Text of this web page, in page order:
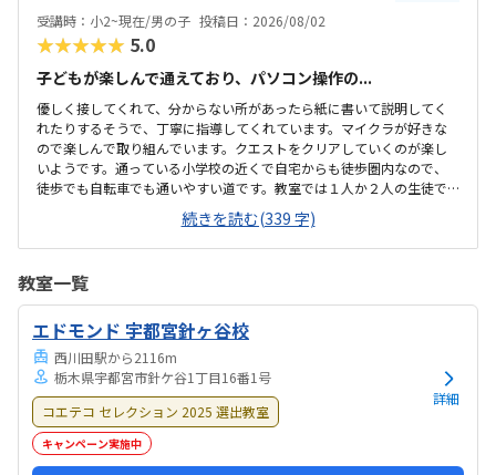
受講時：小2~現在/男の子 投稿日：2026/08/02
★★★★★ 5.0
子どもが楽しんで通えており、パソコン操作の...
優しく接してくれて、分からない所があったら紙に書いて説明してく
れたりするそうで、丁寧に指導してくれています。マイクラが好きな
ので楽しんで取り組んでいます。クエストをクリアしていくのが楽し
いようです。通っている小学校の近くで自宅からも徒歩圏内なので、
徒歩でも自転車でも通いやすい道です。教室では１人か２人の生徒で
マイペースに取り組めているようです。特に気になることはありませ
ん。もっと安い方が嬉しいですが、プログラミング教室の月謝として
は一般的な料金だと思います。クエストをクリアしていくのが進んで
コンがないけれど、アルファベットを覚えたりタイピングができるよ
うになっているので良かったと思っています。特にありません。
続きを読む(339 字)
教室一覧
エドモンド 宇都宮針ヶ谷校
西川田駅から2116m
栃木県宇都宮市針ケ谷1丁目16番1号
コエテコ セレクション 2025 選出教室
キャンペーン実施中
詳細